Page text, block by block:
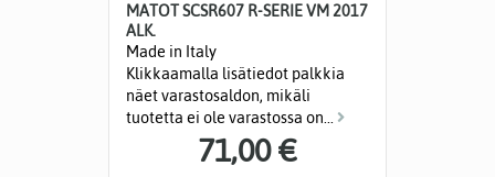
MATOT SCSR607 R-SERIE VM 2017
ALK.
Made in Italy
Klikkaamalla lisätiedot palkkia
näet varastosaldon, mikäli
tuotetta ei ole varastossa on...
71,00 €